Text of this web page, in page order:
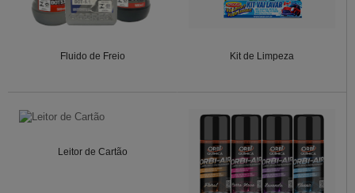
Fluido de Freio Kit de Limpeza
Leitor de Cartão